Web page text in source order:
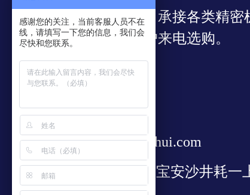
我公司专业从事：承接各类精
靠，欢迎新老客户来电选购。
297085327
13528828938
sale@huachaohui.com
广东省深圳市宝安沙井耗一
感谢您的关注，当前客服人员不在
线，请填写一下您的信息，我们会
尽快和您联系。